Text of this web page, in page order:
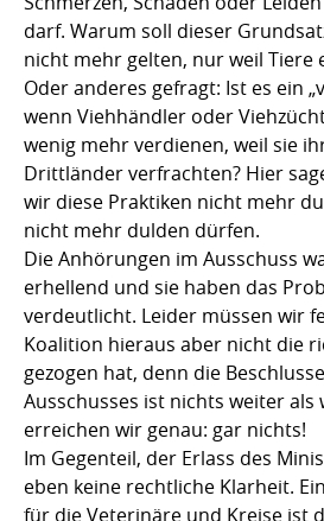
darf. Warum soll dieser
nicht mehr gelten, nur weil Tiere
Oder anderes gefragt: Ist es ein
wenn Viehhändler oder
wenig mehr verdienen, weil sie
Drittländer verfrachten? Hier
wir diese Praktiken nicht mehr
nicht mehr dulden dürfen.
Die Anhörungen im Ausschuss
erhellend und sie haben das
verdeutlicht. Leider müssen wir
Koalition hieraus aber nicht die
gezogen hat, denn die
Ausschusses ist nichts weiter als
erreichen wir genau: gar nichts!
Im Gegenteil, der Erlass des
eben keine rechtliche Klarheit.
für die Veterinäre und Kreise ist